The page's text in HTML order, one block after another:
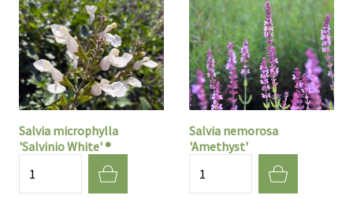
Salvia microphylla
'Salvinio White' ®
Salvia nemorosa
'Amethyst'